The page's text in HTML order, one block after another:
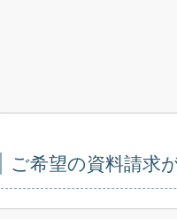
ご希望の資料請求